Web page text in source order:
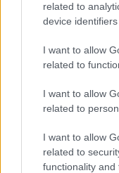
related to
device identifiers
I want to allow
related to
I want to allow
related to
I want to allow
related to
functionality
Ο Πήλιος ανανέωσε
09/08/2026 | 12:38:42
ΠΟΔΟΣΦΑΙΡΟ ΑΕΚ
Ηλιόπουλος σε
σου» (VIDEO)
09/08/2026 | 12:37:51
SUPER LEAGUE
ΠΑΟΚ: «Τρέχει» ο
Γιαννούλης